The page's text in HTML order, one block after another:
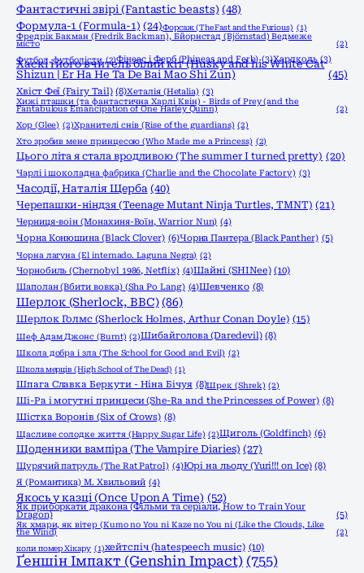
Фантастичні звірі (Fantastic beasts) (48)
Формула-1 (Formula-1) (24)Форсаж (The Fast and the Furious) (1)
Фредрік Бакман (Fredrik Backman), Бйорнстад (Björnstad) Ведмеже
місто
(2)
Футбол, футболісти (2)Фінеас і Ферб (Phineas and Ferb) (3)Хардколь (3)
Хаскі і його вчитель білий кіт (Husky and his White Cat
Shizun | Er Ha He Ta De Bai Mao Shi Zun)
(45)
Хвіст Феї (Fairy Tail) (8)Хеталія (Hetalia) (3)
Хижі пташки (та фантастична Харлі Квін) - Birds of Prey (and the
Fantabulous Emancipation of One Harley Quinn)
(2)
Хор (Glee) (2)Хранителі снів (Rise of the guardians) (2)
Хто зробив мене принцесою (Who Made me a Princess) (2)
Цього літа я стала вродливою (The summer I turned pretty) (20)
Чарлі і шоколадна фабрика (Charlie and the Chocolate Factory) (3)
Часодії, Наталія Щерба (40)
Черепашки-ніндзя (Teenage Mutant Ninja Turtles, TMNT) (21)
Черниця-воiн (Монахиня-Воïн, Warrior Nun) (4)
Чорна Конюшина (Black Clover) (6)Чорна Пантера (Black Panther) (5)
Чорна лагуна (El internado. Laguna Negra) (2)
Чорнобиль (Chernobyl 1986, Netflix) (4)Шайні (SHINee) (10)
Шаполан (Вбити вовка) (Sha Po Lang) (4)Шевченко (8)
Шерлок (Sherlock, ВВС) (86)
Шерлок Голмс (Sherlock Holmes, Arthur Conan Doyle) (15)
Шеф Адам Джонс (Burnt) (2)Шибайголова (Daredevil) (8)
Школа добра і зла (The School for Good and Evil) (2)
Школа мерців (High School of The Dead) (1)
Шпага Славка Беркути - Ніна Бічуя (8)Шрек (Shrek) (2)
Ші-Ра і могутні принцеси (She-Ra and the Princesses of Power) (8)
Шістка Воронів (Six of Crows) (8)
Щасливе солодке життя (Happy Sugar Life) (2)Щиголь (Goldfinch) (6)
Щоденники вампіра (The Vampire Diaries) (27)
Щурячий патруль (The Rat Patrol) (4)Юрі на льоду (Yuri!!! on Ice) (8)
Я (Романтика) М. Хвильовий (4)
Якось у казці (Once Upon A Time) (52)
Як приборкати дракона (Фільми та серіали, How to Train Your
Dragon) (5)
Як хмари, як вітер (Kumo no You ni Kaze no You ni (Like the Clouds, Like
the Wind)
(2)
коли помер Хікару (1)хейтспіч (hatespeech music) (10)
Ґеншін Імпакт (Genshin Impact) (755)